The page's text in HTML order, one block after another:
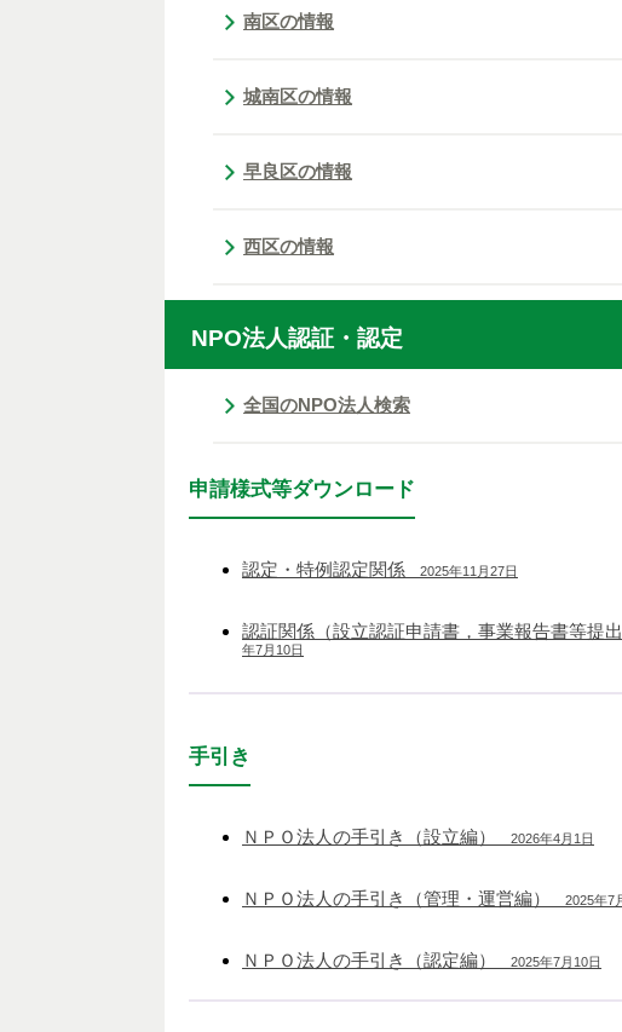
南区の情報
城南区の情報
早良区の情報
西区の情報
NPO法人認証・認定
全国のNPO法人検索
申請様式等ダウンロード
認定・特例認定関係 2025年11月27日
認証関係（設立認証申請書，事業報告書等提
年7月10日
手引き
ＮＰＯ法人の手引き（設立編） 2026年4月1日
ＮＰＯ法人の手引き（管理・運営編） 2025年7
ＮＰＯ法人の手引き（認定編） 2025年7月10日